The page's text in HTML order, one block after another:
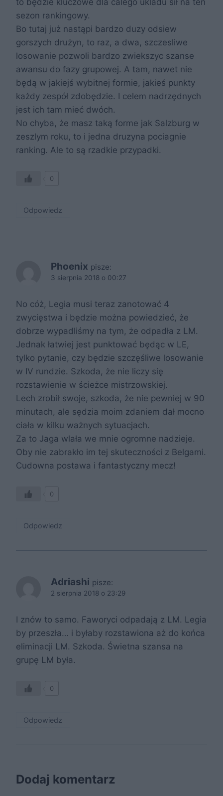
to będzie kluczowe dla calego ukladu sił na ten
sezon rankingowy.
Bo tutaj już nastąpi bardzo duzy odsiew
gorszych drużyn, to raz, a dwa, szczesliwe
losowanie pozwoli bardzo zwiekszyc szanse
awansu do fazy grupowej. A tam, nawet nie
będą w jakiejś wybitnej formie, jakieś punkty
każdy zespół zdobędzie. I celem nadrzędnych
jest ich tam mieć dwóch.
No chyba, że masz taką forme jak Salzburg w
zeszlym roku, to i jedna druzyna pociagnie
ranking. Ale to są rzadkie przypadki.
0
Odpowiedz
Phoenix pisze:
3 sierpnia 2018 o 00:27
No cóż, Legia musi teraz zanotować 4
zwycięstwa i będzie można powiedzieć, że
dobrze wypadliśmy na tym, że odpadła z LM.
Jednak łatwiej jest punktować będąc w LE,
tylko pytanie, czy będzie szczęśliwe losowanie
w IV rundzie. Szkoda, że nie liczy się
rozstawienie w ścieżce mistrzowskiej.
Lech zrobił swoje, szkoda, że nie pewniej w 90
minutach, ale sędzia moim zdaniem dał mocno
ciała w kilku ważnych sytuacjach.
Za to Jaga wlała we mnie ogromne nadzieje.
Oby nie zabrakło im tej skuteczności z Belgami.
Cudowna postawa i fantastyczny mecz!
0
Odpowiedz
Adriashi pisze:
2 sierpnia 2018 o 23:29
I znów to samo. Faworyci odpadają z LM. Legia
by przeszła… i byłaby rozstawiona aż do końca
eliminacji LM. Szkoda. Świetna szansa na
grupę LM była.
0
Odpowiedz
Dodaj komentarz